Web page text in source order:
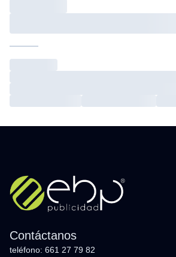
Contáctanos
teléfono: 661 27 79 82